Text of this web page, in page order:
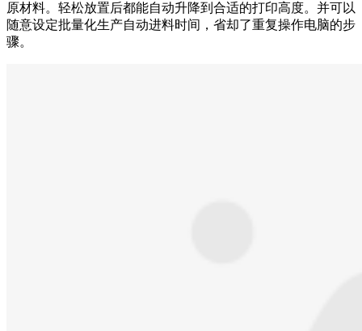
原材料。轻松放置后都能自动升降到合适的打印高度。并可以
随意设定批量化生产自动进料时间，省却了重复操作电脑的步
骤。